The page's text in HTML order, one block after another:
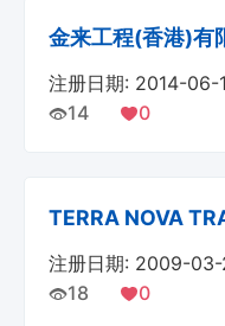
金来工程(香港)有
注册日期: 2014-06-
14
0
TERRA NOVA
注册日期: 2009-
18
0